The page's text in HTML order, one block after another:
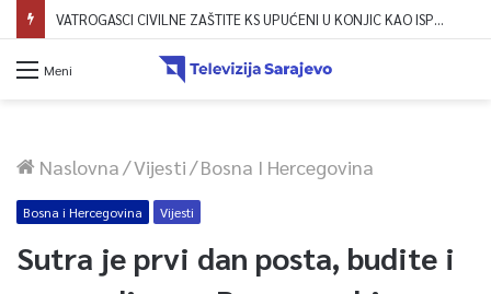
VATROGASCI CIVILNE ZAŠTITE KS UPUĆENI U KONJIC KAO ISPOMOĆ U GAŠENJU POŽARA
Meni
Naslovna/Vijesti/Bosna I Hercegovina
Bosna i Hercegovina Vijesti
Sutra je prvi dan posta, budite i